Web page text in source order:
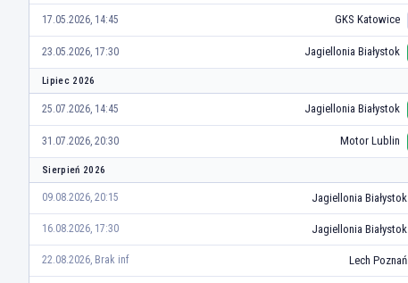
17.05.2026, 14:45 GKS Katowice
23.05.2026, 17:30 Jagiellonia Białystok
Lipiec 2026
25.07.2026, 14:45 Jagiellonia Białystok
31.07.2026, 20:30 Motor Lublin
Sierpień 2026
09.08.2026, 20:15 Jagiellonia Białystok
16.08.2026, 17:30 Jagiellonia Białystok
22.08.2026, Brak inf Lech Poznań